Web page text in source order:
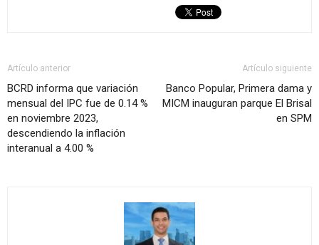
Artículo anterior
BCRD informa que variación
mensual del IPC fue de 0.14 %
en noviembre 2023,
descendiendo la inflación
interanual a 4.00 %
Artículo siguiente
Banco Popular, Primera dama y
MICM inauguran parque El Brisal
en SPM